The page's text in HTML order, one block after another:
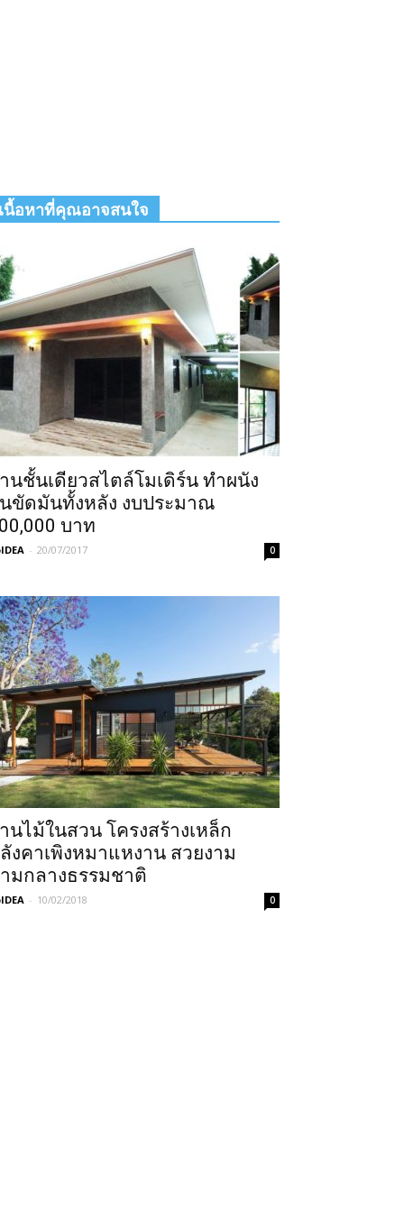
เนื้อหาที่คุณอาจสนใจ
นชั้นเดียวสไตล์โมเดิร์น ทำผนัง
ขัดมันทั้งหลัง งบประมาณ
บาท
- 20/07/2017 0
นไม้ในสวน โครงสร้างเหล็ก
งคาเพิงหมาแหงาน สวยงาม
มกลางธรรมชาติ
- 10/02/2018 0